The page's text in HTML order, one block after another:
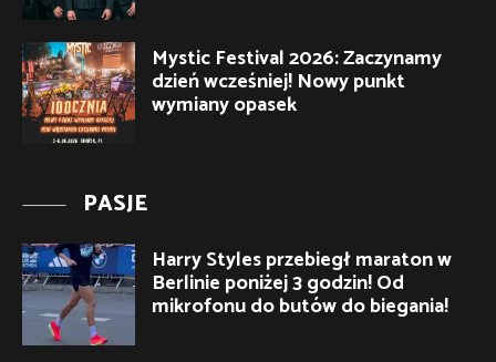
Mystic Festival 2026: Zaczynamy
dzień wcześniej! Nowy punkt
wymiany opasek
PASJE
Harry Styles przebiegł maraton w
Berlinie poniżej 3 godzin! Od
mikrofonu do butów do biegania!